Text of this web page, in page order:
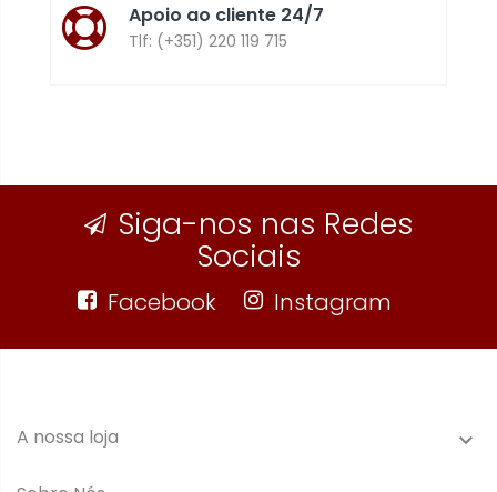
Apoio ao cliente 24/7
Tlf: (+351) 220 119 715
Siga-nos nas Redes
Sociais
Facebook Instagram
A nossa loja 